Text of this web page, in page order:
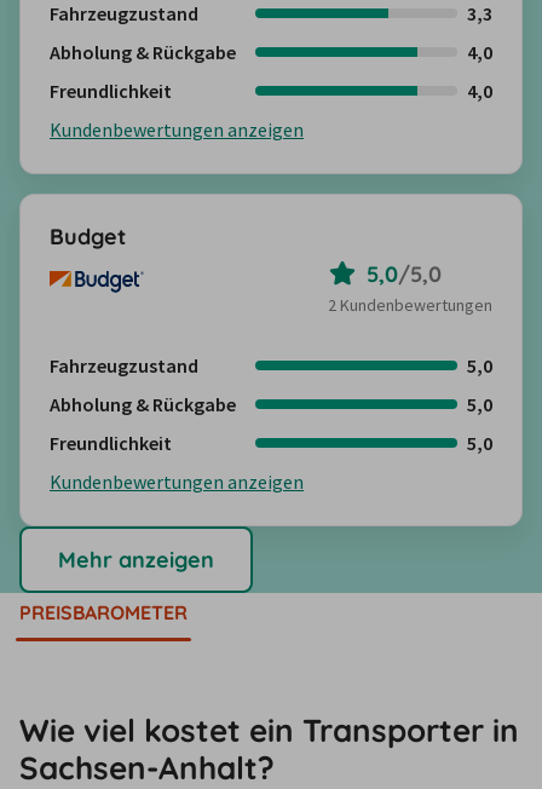
Fahrzeugzustand
3,3
Abholung & Rückgabe
4,0
Freundlichkeit
4,0
Kundenbewertungen anzeigen
Budget
5,0/5,0
2 Kundenbewertungen
Fahrzeugzustand
5,0
Abholung & Rückgabe
5,0
Freundlichkeit
5,0
Kundenbewertungen anzeigen
Mehr anzeigen
PREISBAROMETER
Wie viel kostet ein Transporter in
Sachsen-Anhalt?